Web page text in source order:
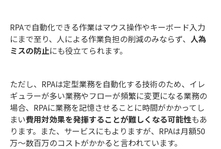
RPAで自動化できる作業はマウス操作やキーボード入力
にまで至り、人による作業負担の削減のみならず、 人為
ミスの防止にも役立てられます。
ただし、RPAは定型業務を自動化する技術のため、イレ
ギュラーが多い業務やフローが頻繁に変更になる業務の
場合、RPAに業務を記憶させることに時間がかかってし
まい費用対効果を発揮することが難しくなる可能性もあ
ります。また、サービスにもよりますが、RPAは月額50
万～数百万のコストがかかると言われています。